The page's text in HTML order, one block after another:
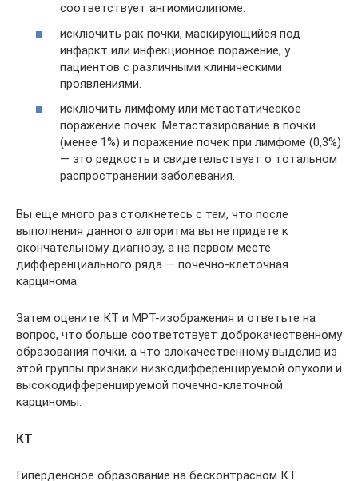
соответствует ангиомиолипоме.
исключить рак почки, маскирующийся под
инфаркт или инфекционное поражение, у
пациентов с различными клиническими
проявлениями.
исключить лимфому или метастатическое
поражение почек. Метастазирование в почки
(менее 1%) и поражение почек при лимфоме (0,3%)
— это редкость и свидетельствует о тотальном
распространении заболевания.
Вы еще много раз столкнетесь с тем, что после
выполнения данного алгоритма вы не придете к
окончательному диагнозу, а на первом месте
дифференциального ряда — почечно-клеточная
карцинома.
Затем оцените КТ и МРТ-изображения и ответьте на
вопрос, что больше соответствует доброкачественному
образования почки, а что злокачественному выделив из
этой группы признаки низкодифференцируемой опухоли и
высокодифференцируемой почечно-клеточной
карциномы.
КТ
Гиперденсное образование на бесконтрасном КТ.